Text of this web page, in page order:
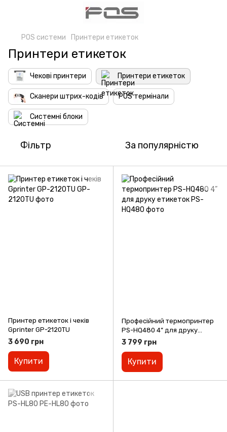
POS системи Принтери етикеток
Принтери етикеток
Чекові принтери Принтери етикеток
Сканери штрих-кодів POS термінали
Системні блоки
Фільтр За популярністю
Принтер етикеток і чеків
Gprinter GP-2120TU
3 690 грн
Купити
Професійний термопринтер
PS-HQ480 4” для друку
етикеток
3 799 грн
Купити